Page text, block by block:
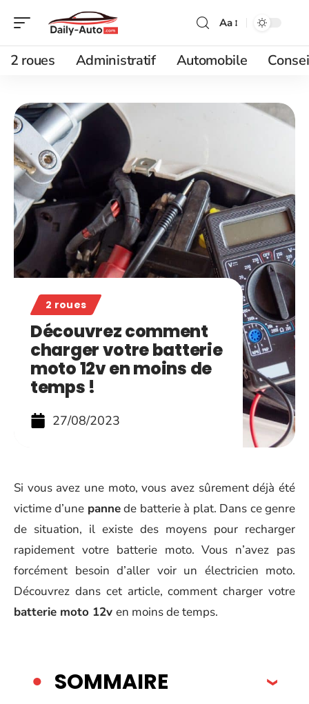
Aa
2 roues Administratif Automobile
2 roues
Découvrez comment
charger votre batterie
moto 12v en moins de
temps !
27/08/2023
Si vous avez une moto, vous avez sûrement déjà été
victime d’une pannede batterie à plat. Dans ce genre
de situation, il existe des moyens pour recharger
rapidement votre batterie moto. Vous n’avez pas
forcément besoin d’aller voir un électricien moto.
Découvrez dans cet article, comment charger votre
batterie moto 12v en moins de temps.
SOMMAIRE